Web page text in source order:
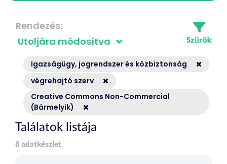
Rendezés
Igazságügy, jogrendszer és közbiztonság
végrehajtó szerv
Creative Commons Non-Commercial
(Bármelyik)
Találatok listája
8 adatkészlet